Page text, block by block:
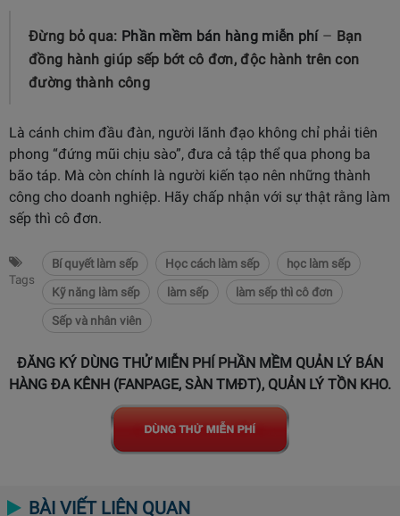
Đừng bỏ qua: Phần mềm bán hàng miễn phí– Bạn
đồng hành giúp sếp bớt cô đơn, độc hành trên con
đường thành công
Là cánh chim đầu đàn, người lãnh đạo không chỉ phải tiên
phong “đứng mũi chịu sào”, đưa cả tập thể qua phong ba
bão táp. Mà còn chính là người kiến tạo nên những thành
công cho doanh nghiệp. Hãy chấp nhận với sự thật rằng làm
sếp thì cô đơn.
Tags
Bí quyết làm sếp Học cách làm sếp
học làm sếp
Kỹ năng làm sếp
làm sếp
làm sếp thì cô đơn
Sếp và nhân viên
ĐĂNG KÝ DÙNG THỬ MIỄN PHÍ PHẦN MỀM QUẢN LÝ BÁN
HÀNG ĐA KÊNH (FANPAGE, SÀN TMĐT), QUẢN LÝ TỒN KHO.
BÀI VIẾT LIÊN QUAN